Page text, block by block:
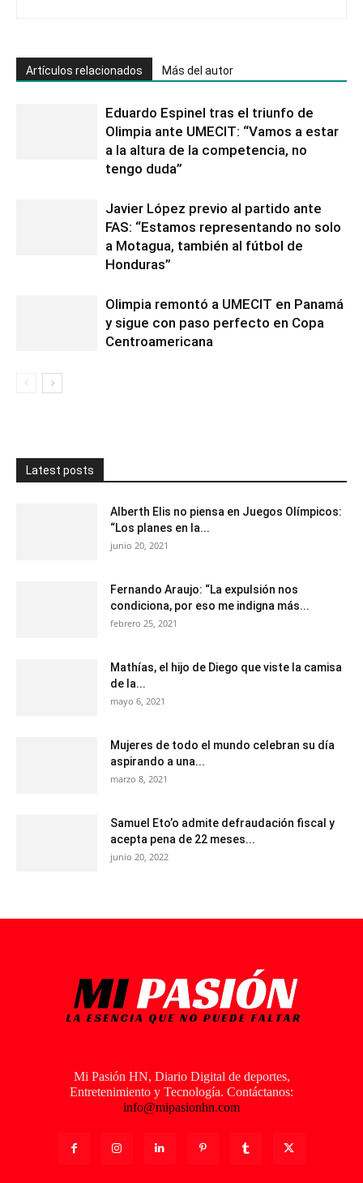
Artículos relacionados Más del autor
Eduardo Espinel tras el triunfo de
Olimpia ante UMECIT: “Vamos a estar
a la altura de la competencia, no
tengo duda”
Javier López previo al partido ante
FAS: “Estamos representando no solo
a Motagua, también al fútbol de
Honduras”
Olimpia remontó a UMECIT en Panamá
y sigue con paso perfecto en Copa
Centroamericana
Latest posts
Alberth Elis no piensa en Juegos Olímpicos:
“Los planes en la...
junio 20, 2021
Fernando Araujo: “La expulsión nos
condiciona, por eso me indigna más...
febrero 25, 2021
Mathías, el hijo de Diego que viste la camisa
de la...
mayo 6, 2021
Mujeres de todo el mundo celebran su día
aspirando a una...
marzo 8, 2021
Samuel Eto’o admite defraudación fiscal y
acepta pena de 22 meses...
junio 20, 2022
Mi Pasión HN, Diario Digital de deportes,
Entretenimiento y Tecnología. Contáctanos:
info@mipasionhn.com